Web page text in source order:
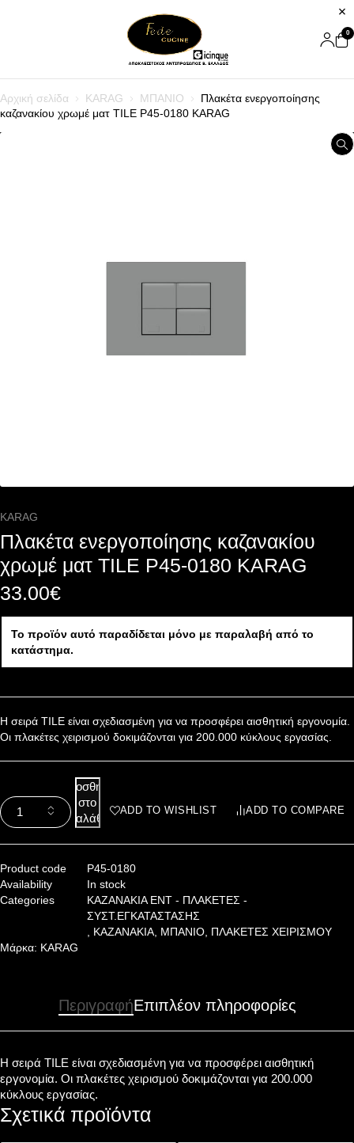
0
Αρχική σελίδα KARAG ΜΠΑΝΙΟ
Πλακέτα ενεργοποίησης
καζανακίου χρωμέ ματ TILE P45-0180 KARAG
KARAG
Πλακέτα ενεργοποίησης καζανακίου
χρωμέ ματ TILE P45-0180 KARAG
33.00€
Το προϊόν αυτό παραδίδεται μόνο με παραλαβή από το
κατάστημα.
Η σειρά TILE είναι σχεδιασμένη για να προσφέρει αισθητική εργονομία.
Οι πλακέτες χειρισμού δοκιμάζονται για 200.000 κύκλους εργασίας.
Προσθήκη
στο
καλάθι
ADD TO WISHLIST ADD TO COMPARE
Product code
P45-0180
Availability
In stock
Categories
KAZANAKIA ENT - ΠΛΑΚΕΤΕΣ -
ΣΥΣΤ.ΕΓΚΑΤΑΣΤΑΣΗΣ
, ΚΑΖΑΝΑΚΙΑ, ΜΠΑΝΙΟ, ΠΛΑΚΕΤΕΣ ΧΕΙΡΙΣΜΟΥ
Μάρκα: KARAG
ΠεριγραφήΕπιπλέον πληροφορίες
Η σειρά TILE είναι σχεδιασμένη για να προσφέρει αισθητική
εργονομία. Οι πλακέτες χειρισμού δοκιμάζονται για 200.000
κύκλους εργασίας.
Σχετικά προϊόντα